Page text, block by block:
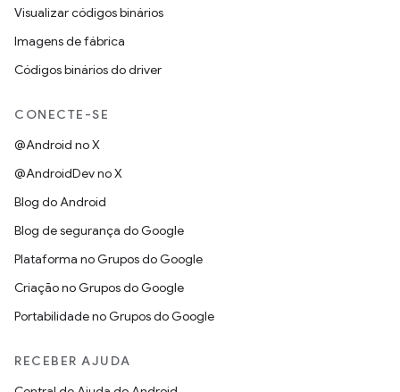
Visualizar códigos binários
Imagens de fábrica
Códigos binários do driver
CONECTE-SE
@Android no X
@AndroidDev no X
Blog do Android
Blog de segurança do Google
Plataforma no Grupos do Google
Criação no Grupos do Google
Portabilidade no Grupos do Google
RECEBER AJUDA